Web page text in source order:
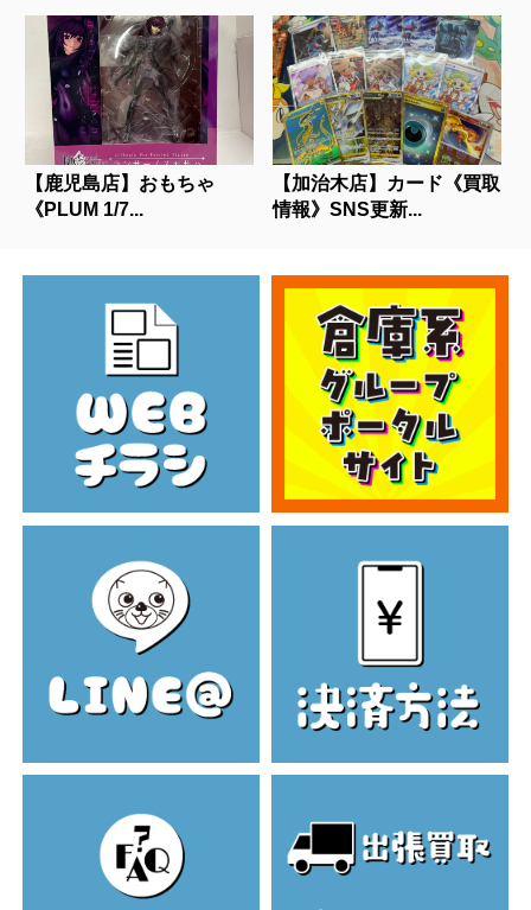
【鹿児島店】おもちゃ
《PLUM 1/7...
【加治木店】カード《買取
情報》SNS更新...